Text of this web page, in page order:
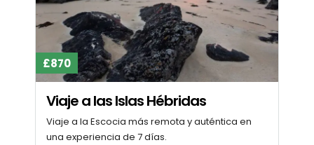
£870
Viaje a las Islas Hébridas
Viaje a la Escocia más remota y auténtica en
una experiencia de 7 días.